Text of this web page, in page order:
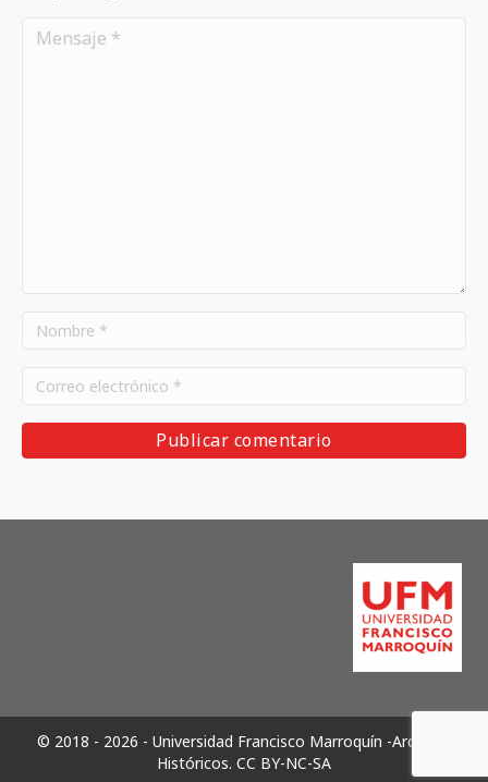
© 2018 - 2026 - Universidad Francisco Marroquín -Archivos
Históricos. CC BY-NC-SA